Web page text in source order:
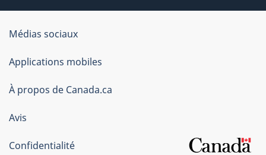
Organisation
du
gouvernement
du
Canada
Médias sociaux
Applications mobiles
À propos de Canada.ca
Avis
Confidentialité